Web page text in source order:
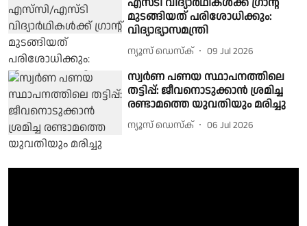
എസ്ടി വിദ്യാർഥികൾക്ക് ഗ്രാന്റ്
മുടങ്ങിയത് പരിശോധിക്കും:
വിദ്യാഭ്യാസമന്ത്രി
ന്യൂസ് ഡെസ്ക് 09 Jul 2026
സ്വര്‍ണ പണയ സ്ഥാപനത്തിലെ
തട്ടിപ്പ്: ജീവനൊടുക്കാന്‍ ശ്രമിച്ച
രണ്ടാമത്തെ യുവതിയും മരിച്ചു
ന്യൂസ് ഡെസ്ക് 06 Jul 2026